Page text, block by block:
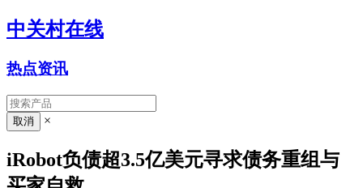
中关村在线
热点资讯
×
iRobot负债超3.5亿美元寻求债务重组与